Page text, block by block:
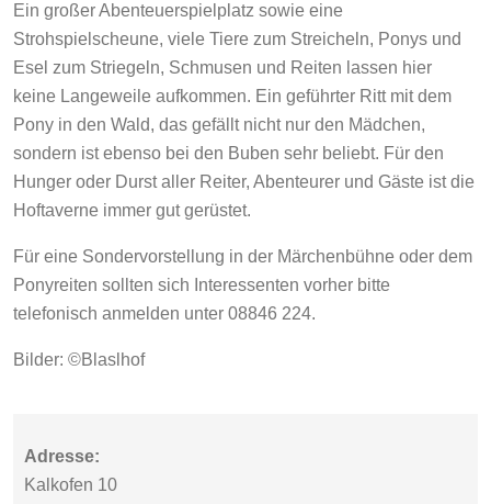
Ein großer Abenteuerspielplatz sowie eine
Strohspielscheune, viele Tiere zum Streicheln, Ponys und
Esel zum Striegeln, Schmusen und Reiten lassen hier
keine Langeweile aufkommen. Ein geführter Ritt mit dem
Pony in den Wald, das gefällt nicht nur den Mädchen,
sondern ist ebenso bei den Buben sehr beliebt. Für den
Hunger oder Durst aller Reiter, Abenteurer und Gäste ist die
Hoftaverne immer gut gerüstet.
Für eine Sondervorstellung in der Märchenbühne oder dem
Ponyreiten sollten sich Interessenten vorher bitte
telefonisch anmelden unter 08846 224.
Bilder: ©Blaslhof
Adresse:
Kalkofen 10